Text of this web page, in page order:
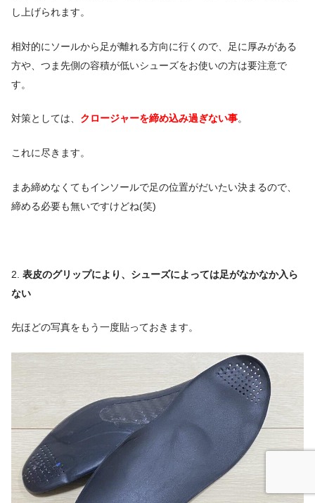
し上げられます。
相対的にソールから足が離れる方向に行くので、足に厚みがある
方や、つま先側の容積が低いシューズをお使いの方は要注意で
す。
対策としては、 クロージャーを締め込み過ぎない事。
これに尽きます。
まあ締めなくてもインソールで足の位置がだいたい決まるので、
締める必要も無いですけどね(笑)
2. 表皮のグリップにより、シューズによっては足がなかなか入ら
ない
先ほどの写真をもう一度貼っておきます。